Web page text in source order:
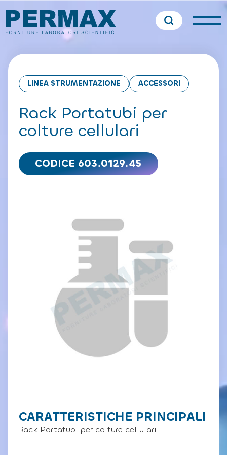
LINEA STRUMENTAZIONE ACCESSORI
Rack Portatubi per
colture cellulari
CODICE 603.0129.45
CARATTERISTICHE PRINCIPALI
Rack Portatubi per colture cellulari